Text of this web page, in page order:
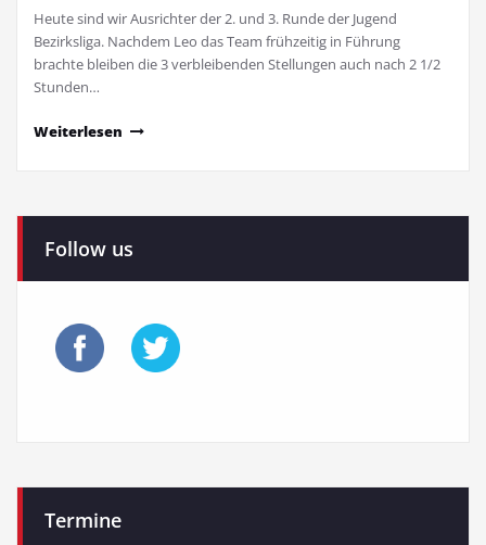
Heute sind wir Ausrichter der 2. und 3. Runde der Jugend
Bezirksliga. Nachdem Leo das Team frühzeitig in Führung
brachte bleiben die 3 verbleibenden Stellungen auch nach 2 1/2
Stunden…
Weiterlesen
Follow us
Termine